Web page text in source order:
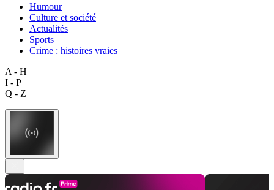
Humour
Culture et société
Actualités
Sports
Crime : histoires vraies
A - H
I - P
Q - Z